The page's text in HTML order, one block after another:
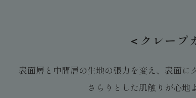
＜クレープ
表面層と中間層の生地の張力を変え、表面に
さらりとした肌触りが心地